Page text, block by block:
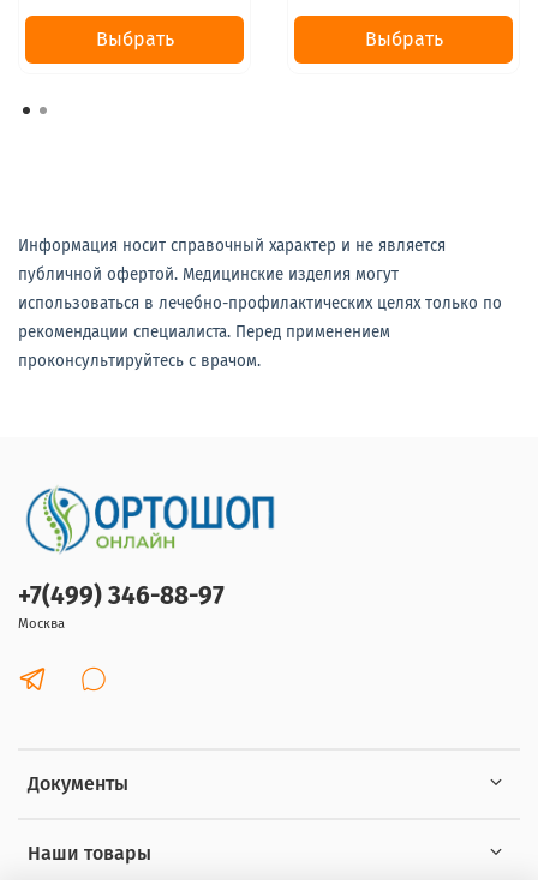
Выбрать Выбрать
Информация носит справочный характер и не является
публичной офертой. Медицинские изделия могут
использоваться в лечебно-профилактических целях только по
рекомендации специалиста. Перед применением
проконсультируйтесь с врачом.
Документы
Наши товары
+7(499) 346-88-97
Москва